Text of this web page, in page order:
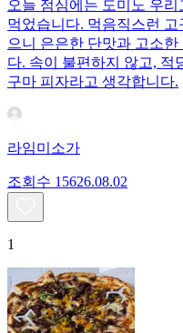
오늘 점심에는 도미노 우
먹었습니다. 먹음직스런
으니 은은한 단맛과 고소
다. 속이 불편하지 않고, 적
구마 피자라고 생각합니다.
라임미소가
조회수 15626.08.02
1